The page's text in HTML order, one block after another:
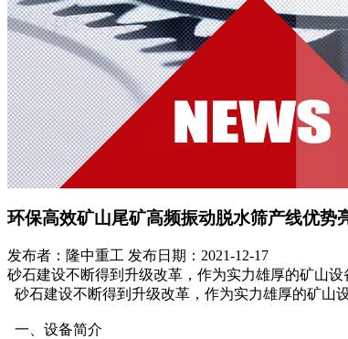
环保高效矿山尾矿高频振动脱水筛产线优势
发布者：隆中重工 发布日期：2021-12-17
砂石建设不断得到升级改革，作为实力雄厚的矿山
砂石建设不断得到升级改革，作为实力雄厚的矿山
一、设备简介